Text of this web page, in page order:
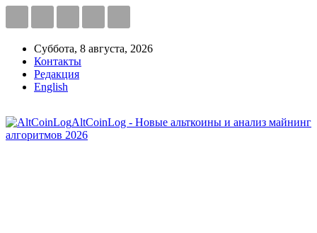
Суббота, 8 августа, 2026
Контакты
Редакция
English
AltCoinLog - Новые альткоины и анализ майнинг
алгоритмов 2026